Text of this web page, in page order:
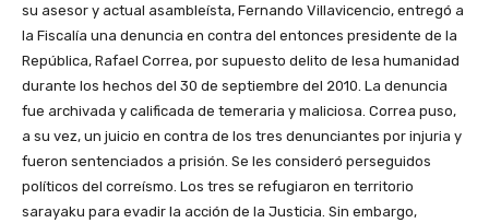
su asesor y actual asambleísta, Fernando Villavicencio, entregó a
la Fiscalía una denuncia en contra del entonces presidente de la
República, Rafael Correa, por supuesto delito de lesa humanidad
durante los hechos del 30 de septiembre del 2010. La denuncia
fue archivada y calificada de temeraria y maliciosa. Correa puso,
a su vez, un juicio en contra de los tres denunciantes por injuria y
fueron sentenciados a prisión. Se les consideró perseguidos
políticos del correísmo. Los tres se refugiaron en territorio
sarayaku para evadir la acción de la Justicia. Sin embargo,